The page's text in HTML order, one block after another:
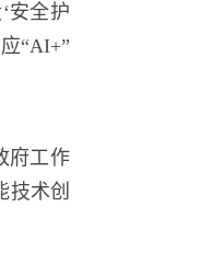
安全护
“AI+”
府工作
技术创